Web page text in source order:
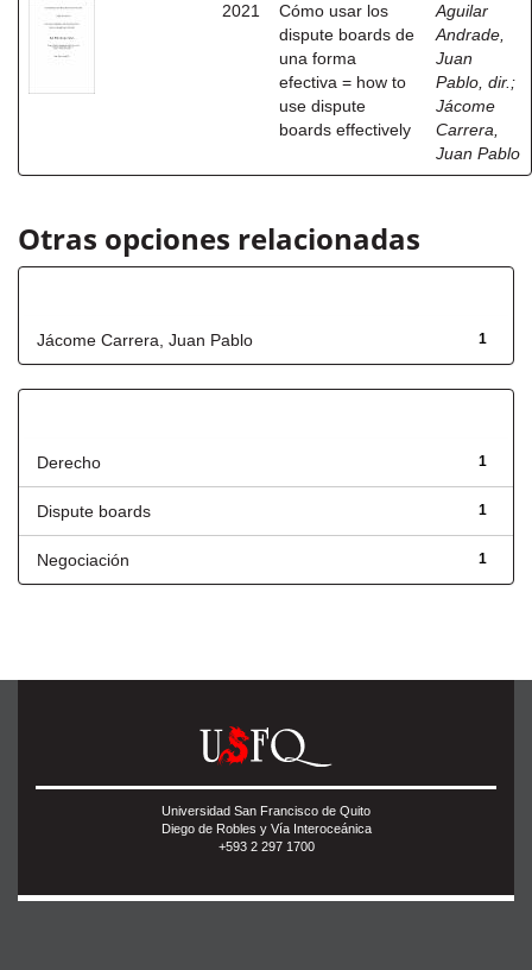
2021
Cómo usar los
dispute boards de
una forma
efectiva = how to
use dispute
boards effectively
Aguilar
Andrade,
Juan
Pablo, dir. ;
Jácome
Carrera,
Juan Pablo
Otras opciones relacionadas
1
Jácome Carrera, Juan Pablo
1
Derecho
1
Dispute boards
1
Negociación
Universidad San Francisco de Quito
Diego de Robles y Vía Interoceánica
+593 2 297 1700